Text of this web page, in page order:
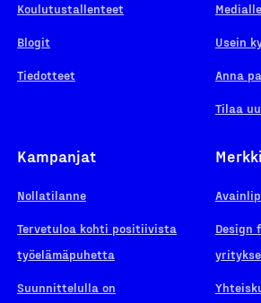
Koulutustallenteet
Blogit
Tiedotteet
Medialle
Usein
Anna
Tilaa
Kampanjat
Nollatilanne
Tervetuloa kohti positiivista
työelämäpuhetta
Suunnittelulla on
Design